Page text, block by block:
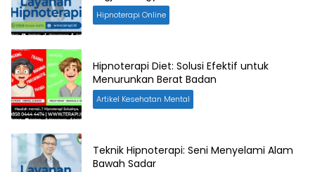
Hipnoterapi Online
Hipnoterapi Diet: Solusi Efektif untuk
Menurunkan Berat Badan
Artikel Kesehatan Mental
Teknik Hipnoterapi: Seni Menyelami Alam
Bawah Sadar